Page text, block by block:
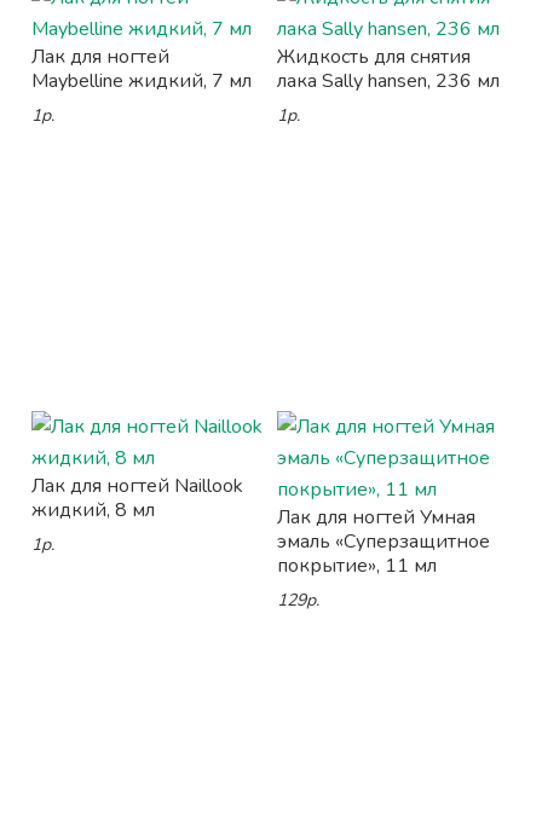
Лак для ногтей
Maybelline жидкий, 7 мл
1р.
Жидкость для снятия
лака Sally hansen, 236 мл
1р.
Лак для ногтей Naillook
жидкий, 8 мл
1р.
Лак для ногтей Умная
эмаль «Суперзащитное
покрытие», 11 мл
129р.